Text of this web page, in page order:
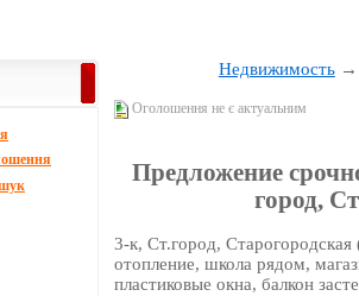
Недвижимость
Оголошення не є актуальним
Предложение
город,
3-к, Ст.город,
отопление, школа рядом,
пластиковые окна, балкон